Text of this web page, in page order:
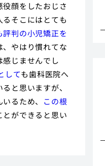
役顔をしたおじさ
そこにはとても
評判の小児矯正を
やはり慣れてな
じませんでし
しても歯科医院へ
と思いますが、
るため、 この根
ができると思い